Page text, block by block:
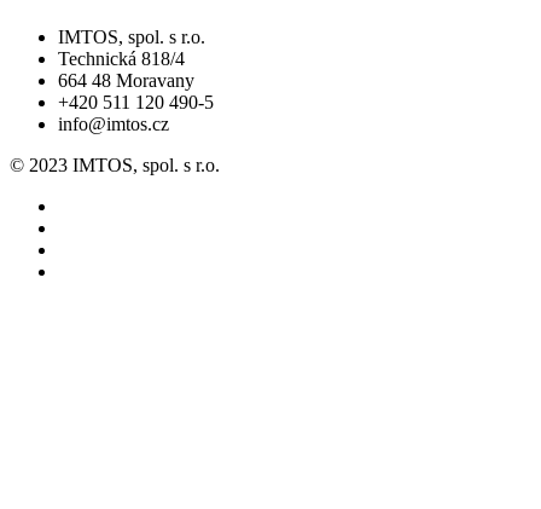
IMTOS, spol. s r.o.
Technická 818/4
664 48 Moravany
+420 511 120 490-5
info@imtos.cz
© 2023 IMTOS, spol. s r.o.